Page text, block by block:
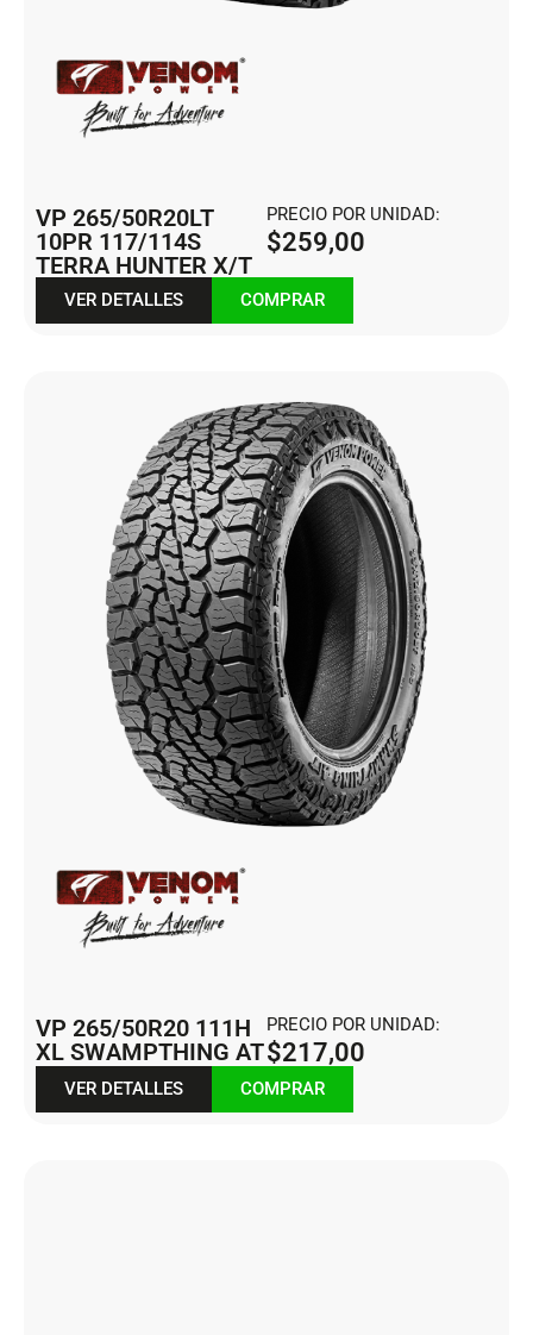
VP 265/50R20LT
10PR 117/114S
TERRA HUNTER X/T
PRECIO POR UNIDAD:
$259,00
VER DETALLES COMPRAR
VP 265/50R20 111H
XL SWAMPTHING AT
PRECIO POR UNIDAD:
$217,00
VER DETALLES COMPRAR